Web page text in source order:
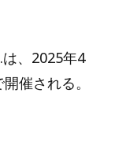
、2025年4
催される。